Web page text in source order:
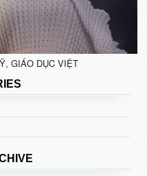
GIÁO DỤC VIỆT